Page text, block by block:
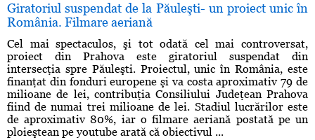
Giratoriul suspendat de la Păuleşti- un proiect unic în
România. Filmare aeriană
Cel mai spectaculos, şi tot odată cel mai controversat,
proiect din Prahova este giratoriul suspendat din
intersecţia spre Păuleşti. Proiectul, unic în România, este
finanţat din fonduri europene şi va costa aproximativ 79 de
milioane de lei, contribuţia Consiliului Judeţean Prahova
fiind de numai trei milioane de lei. Stadiul lucrărilor este
de aproximativ 80%, iar o filmare aeriană postată pe un
ploieştean pe youtube arată că obiectivul ...